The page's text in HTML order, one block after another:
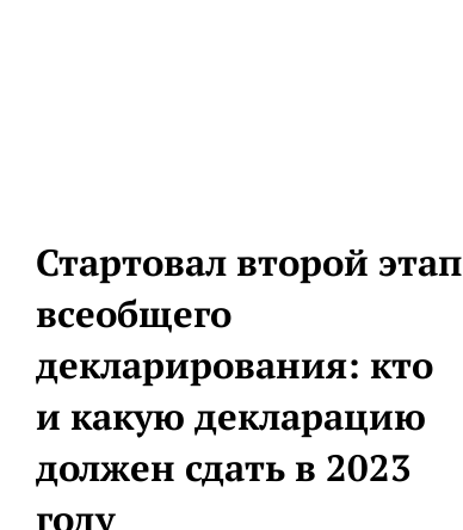
Стартовал второй этап
всеобщего
декларирования: кто
и какую декларацию
должен сдать в 2023
году